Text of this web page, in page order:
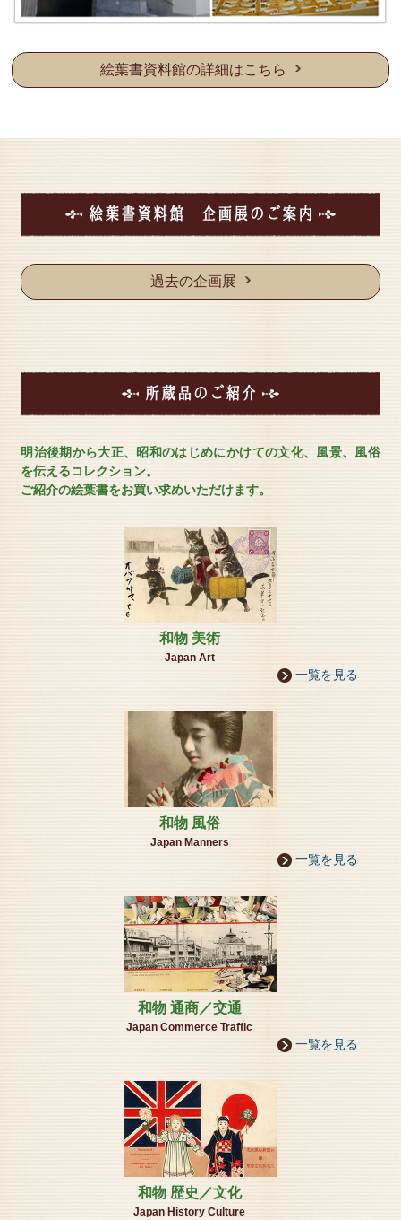
2026年04月16日
2026年4月よりミュージアム 開館時間・開館日・料金
新しく当館5館ミュージアム パンフレットができまし
５館を楽しむ唯一無二の総合ミュージアム
パンフレット裏面
■垂水 5館ミュージアム 開館日 / 開館時間 変更のお知
2026年3月10日（火曜日）より、以下のとおり開館
日・開館時間を変更します。
ご不便をおかけいたしますが、ご理解の程よろしくお
※公式HP ご予約フォームより入館ご予約を承りま
す。
————————————————————
開館時間 ： 午前11時～午後4時
以上） 小人：１０００円（小中学生）
東館（藤野美術館） 大人：５００円（高校生以
上） 小人：４００円（小中学生）
全館（本館+東館）特割 大人：１6００円（高校生
以上） 小人：１2００円（小中学生）
■本館とは（絵葉書資料館/神戸ドールミュージアム/神
戸時計デザイン博物館/神戸フォトミュージアム）
東館とは（藤野美術館）
本館（４っの博物館） 078-705-0080 ≪ミュージア
東館（藤野美術館） 078-705-1512
本社(人形とテディベア/絵葉書資料館・元町館） 078-
————————————————————
■ミュージアム5館 年末年始のお知らせ■
絵葉書資料館/神戸ドールミュージアム/神戸時計デザ
神戸フォトミュージアム/藤野美術館/
26日（金曜日）通常開館
12月27日（土曜日）～1月5日（月曜）冬季休暇
1月6日（火曜日）通常開館
※ミュージアム要予約制
の美を描く～絵画展」開催のご案内
世良臣絵氏は神戸御影の地で長年にわたり絵画と音楽
の指導者として活躍しました。
1940年ごろ小磯良平氏とも親交を深め、1950年から6
0年代にかけ渡欧、多くの
個展も行い一水会にも推挙されました。
草花の香りと、ピアノ室から『花の歌』が聴こえるの
当グループ館「神戸ドールミュージアム」にも人形の
おりますのでぜひ、この機会にお越しください。
会 期：令和7年10月10日（金曜日）～12月30日（火
開館日：火曜日・木曜日・金曜日
開館時間：Am11：00～Pm5：00
入館料：大人（高校生以上） 500円 小人（小中学
【各館総合お問合せ】 電話/Fax：078-705-1512 予
絵葉書資料館の詳細はこちら
絵葉書資料館 企画展のご案内
過去の企画展
所蔵品のご紹介
明治後期から大正、昭和のはじめにかけての文化、風景、風俗
を伝えるコレクション。
ご紹介の絵葉書をお買い求めいただけます。
和物 美術
Japan Art
一覧を見る
和物 風俗
Japan Manners
一覧を見る
和物 通商／交通
Japan Commerce Traffic
一覧を見る
和物 歴史／文化
Japan History Culture